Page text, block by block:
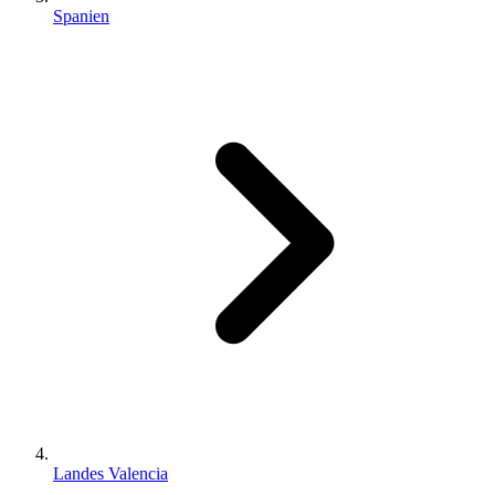
Spanien
Landes Valencia